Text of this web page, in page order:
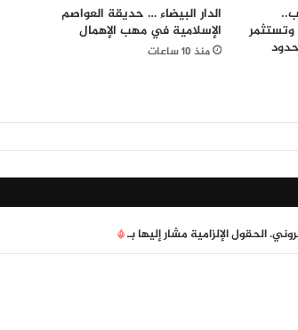
وتستثمر
الدار البيضاء … حديقة العواصم
الإسلامية في مهب الإهمال
منذ 10 ساعات
الحقول الإلزامية مشار إليها بـ*